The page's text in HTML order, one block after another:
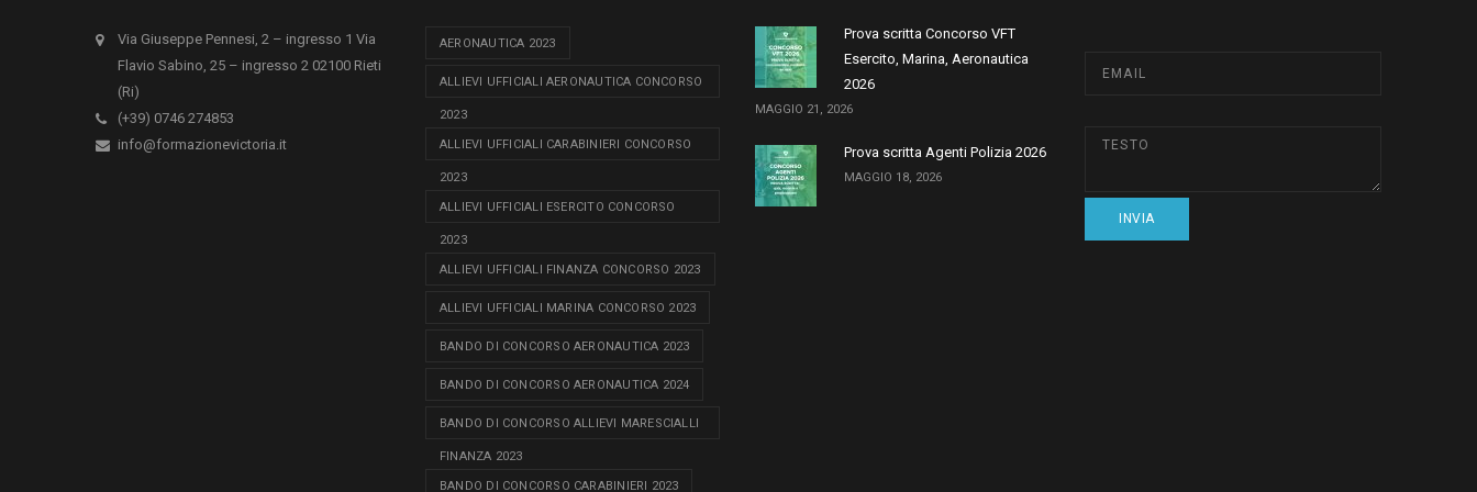
Via Giuseppe Pennesi, 2 – ingresso 1 Via
Flavio Sabino, 25 – ingresso 2 02100 Rieti
(Ri)
(+39) 0746 274853
info@formazionevictoria.it
AERONAUTICA 2023
ALLIEVI UFFICIALI AERONAUTICA CONCORSO
2023
ALLIEVI UFFICIALI CARABINIERI CONCORSO
2023
ALLIEVI UFFICIALI ESERCITO CONCORSO
2023
ALLIEVI UFFICIALI FINANZA CONCORSO 2023
ALLIEVI UFFICIALI MARINA CONCORSO 2023
BANDO DI CONCORSO AERONAUTICA 2023
BANDO DI CONCORSO AERONAUTICA 2024
BANDO DI CONCORSO ALLIEVI MARESCIALLI
FINANZA 2023
BANDO DI CONCORSO CARABINIERI 2023
Prova scritta Concorso VFT
Esercito, Marina, Aeronautica
2026
MAGGIO 21, 2026
Prova scritta Agenti Polizia 2026
MAGGIO 18, 2026